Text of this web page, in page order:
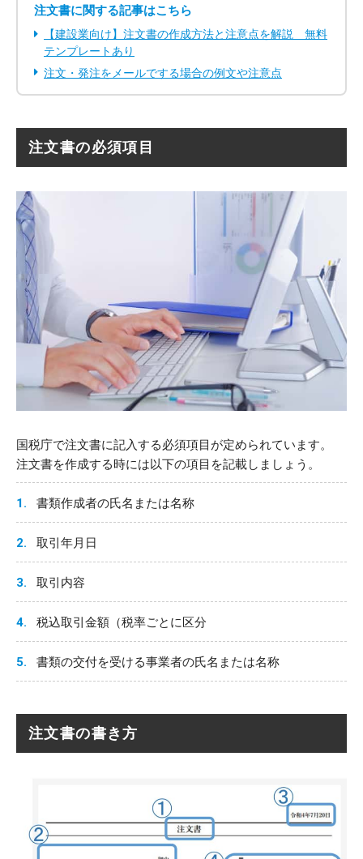
注文書に関する記事はこちら
【建設業向け】注文書の作成方法と注意点を解説 無料
テンプレートあり
注文・発注をメールでする場合の例文や注意点
注文書の必須項目
国税庁で注文書に記入する必須項目が定められています。
注文書を作成する時には以下の項目を記載しましょう。
書類作成者の氏名または名称
取引年月日
取引内容
税込取引金額（税率ごとに区分
書類の交付を受ける事業者の氏名または名称
注文書の書き方